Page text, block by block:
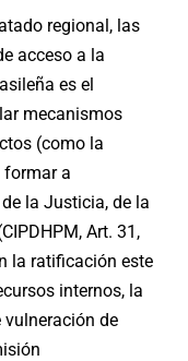
regional, las
acceso a la
es el
mecanismos
(como la
a
la Justicia, de la
Art. 31,
la ratificación este
internos, la
de